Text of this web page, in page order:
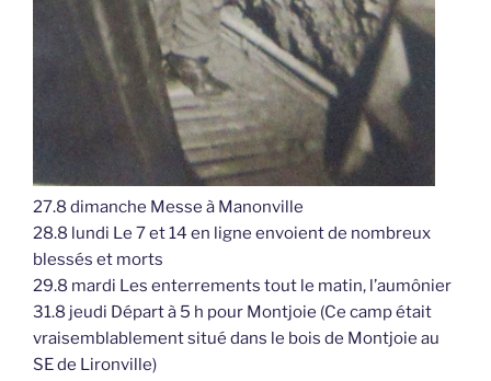
27.8 dimanche Messe à Manonville
28.8 lundi Le 7 et 14 en ligne envoient de nombreux
blessés et morts
29.8 mardi Les enterrements tout le matin, l’aumônier
31.8 jeudi Départ à 5 h pour Montjoie (Ce camp était
vraisemblablement situé dans le bois de Montjoie au
SE de Lironville)